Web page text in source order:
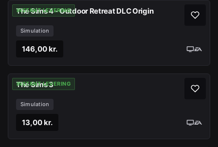
INSTANT LEVERING
The Sims 4 - Outdoor Retreat DLC Origin
Simulation
146,00 kr.
INSTANT LEVERING
The Sims 3
Simulation
13,00 kr.